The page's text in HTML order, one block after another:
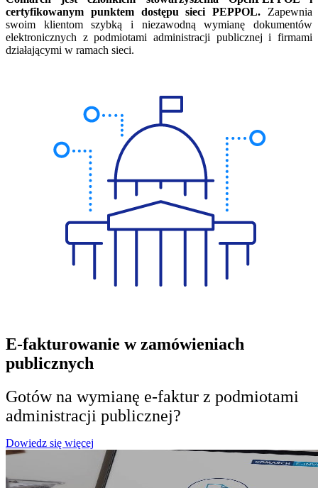
certyfikowanym punktem dostępu sieci PEPPOL. Zapewnia
swoim klientom szybką i niezawodną wymianę dokumentów
elektronicznych z podmiotami administracji publicznej i firmami
działającymi w ramach sieci.
E-fakturowanie w zamówieniach
publicznych
Gotów na wymianę e-faktur z podmiotami
administracji publicznej?
Dowiedz się więcej